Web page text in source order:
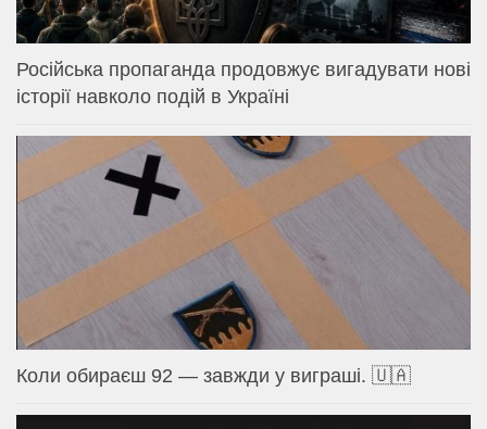
Російська пропаганда продовжує вигадувати нові
історії навколо подій в Україні
Коли обираєш 92 — завжди у виграші. 🇺🇦